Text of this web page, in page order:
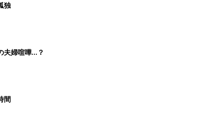
独
夫婦喧嘩…？
間